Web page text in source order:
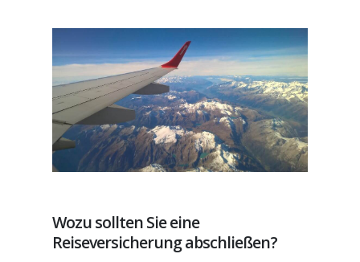
Wozu sollten Sie eine
Reiseversicherung abschließen?